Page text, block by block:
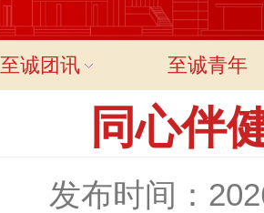
至诚团讯 至诚青年
同心伴
发布时间：